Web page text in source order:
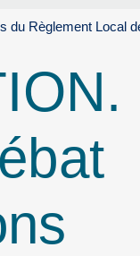
Règlement Local